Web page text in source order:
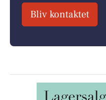
Bliv kontaktet